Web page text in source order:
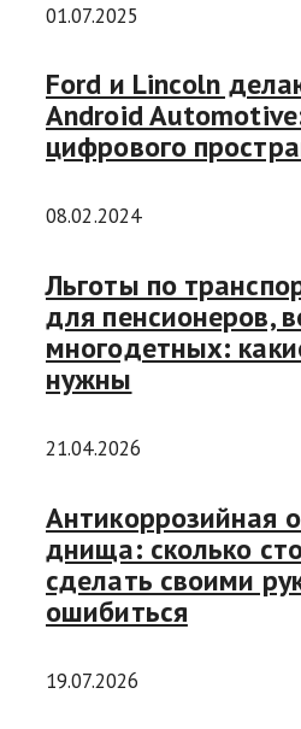
01.07.2025
Ford и Lincoln
Android
цифрового
08.02.2024
Льготы по
для пенсионеров,
многодетных:
нужны
21.04.2026
Антикоррозийная
днища: сколько
сделать своими
ошибиться
19.07.2026